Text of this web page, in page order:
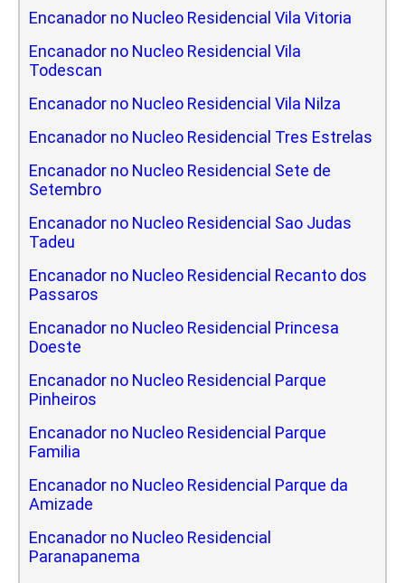
Encanador no Nucleo Residencial Vila Vitoria
Encanador no Nucleo Residencial Vila
Todescan
Encanador no Nucleo Residencial Vila Nilza
Encanador no Nucleo Residencial Tres Estrelas
Encanador no Nucleo Residencial Sete de
Setembro
Encanador no Nucleo Residencial Sao Judas
Tadeu
Encanador no Nucleo Residencial Recanto dos
Passaros
Encanador no Nucleo Residencial Princesa
Doeste
Encanador no Nucleo Residencial Parque
Pinheiros
Encanador no Nucleo Residencial Parque
Familia
Encanador no Nucleo Residencial Parque da
Amizade
Encanador no Nucleo Residencial
Paranapanema